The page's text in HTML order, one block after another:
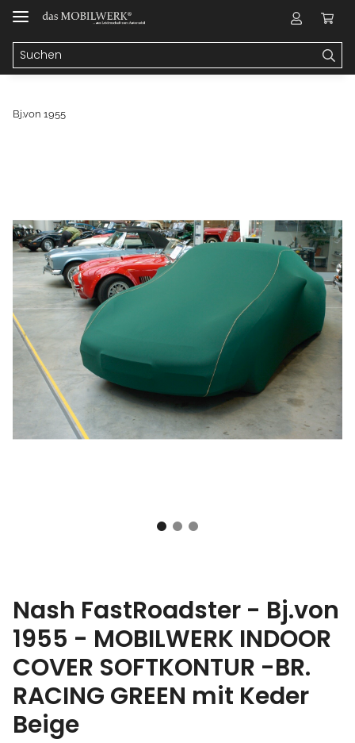
Bj.von 1955
Nash FastRoadster - Bj.von
1955 - MOBILWERK INDOOR
COVER SOFTKONTUR -BR.
RACING GREEN mit Keder
Beige